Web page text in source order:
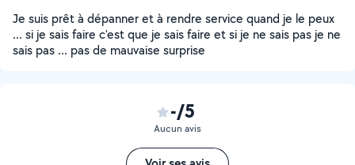
Je suis prêt à dépanner et à rendre service quand je le peux
... si je sais faire c'est que je sais faire et si je ne sais pas je ne
sais pas ... pas de mauvaise surprise
-/5
Aucun avis